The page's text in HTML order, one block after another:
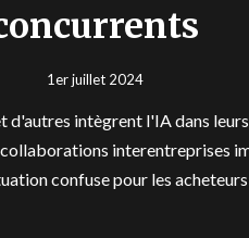
1er juillet 2024
d'autres intègrent l'IA dans
interentreprises
confuse pour les